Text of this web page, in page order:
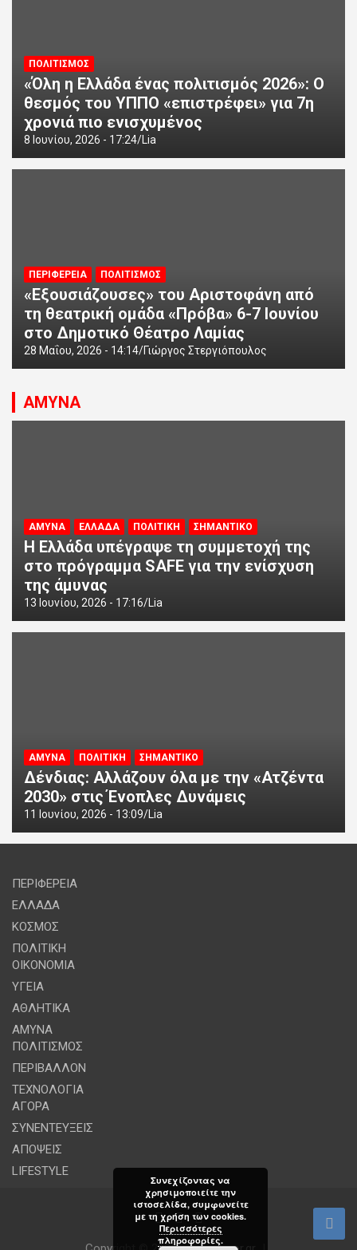
ΠΟΛΙΤΙΣΜΟΣ
«Όλη η Ελλάδα ένας πολιτισμός 2026»: Ο
θεσμός του ΥΠΠΟ «επιστρέφει» για 7η
χρονιά πιο ενισχυμένος
8 Ιουνίου, 2026 - 17:24 Lia
ΠΕΡΙΦΕΡΕΙΑ ΠΟΛΙΤΙΣΜΟΣ
«Εξουσιάζουσες» του Αριστοφάνη από
τη θεατρική ομάδα «Πρόβα» 6-7 Ιουνίου
στο Δημοτικό Θέατρο Λαμίας
28 Μαΐου, 2026 - 14:14 Γιώργος Στεργιόπουλος
ΑΜΥΝΑ
ΑΜΥΝΑ ΕΛΛΑΔΑ ΠΟΛΙΤΙΚΗ ΣΗΜΑΝΤΙΚΟ
Η Ελλάδα υπέγραψε τη συμμετοχή της
στο πρόγραμμα SAFE για την ενίσχυση
της άμυνας
13 Ιουνίου, 2026 - 17:16 Lia
ΑΜΥΝΑ ΠΟΛΙΤΙΚΗ ΣΗΜΑΝΤΙΚΟ
Δένδιας: Αλλάζουν όλα με την «Ατζέντα
2030» στις Ένοπλες Δυνάμεις
11 Ιουνίου, 2026 - 13:09 Lia
ΠΕΡΙΦΕΡΕΙΑ
ΕΛΛΑΔΑ
ΚΟΣΜΟΣ
ΠΟΛΙΤΙΚΗ
ΟΙΚΟΝΟΜΙΑ
ΥΓΕΙΑ
ΑΘΛΗΤΙΚΑ
ΑΜΥΝΑ
ΠΟΛΙΤΙΣΜΟΣ
ΠΕΡΙΒΑΛΛΟΝ
ΤΕΧΝΟΛΟΓΙΑ
ΑΓΟΡΑ
ΣΥΝΕΝΤΕΥΞΕΙΣ
ΑΠΟΨΕΙΣ
LIFESTYLE
Συνεχίζοντας να
χρησιμοποιείτε την
ιστοσελίδα, συμφωνείτε
με τη χρήση των cookies.
Περισσότερες
πληροφορίες.